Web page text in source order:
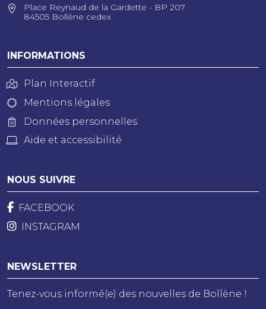
Place Reynaud de la Gardette - BP 207
84505 Bollène cedex
INFORMATIONS
Plan Interactif
Mentions légales
Données personnelles
Aide et accessibilité
NOUS SUIVRE
FACEBOOK
INSTAGRAM
NEWSLETTER
Tenez-vous informé(e) des nouvelles de Bollène !